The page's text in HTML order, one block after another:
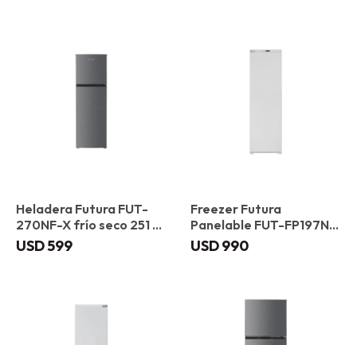
Heladera Futura FUT-
270NF-X frío seco 251 L
Inox
USD599
Freezer Futura
Panelable FUT-FP197NF
197 L
USD990